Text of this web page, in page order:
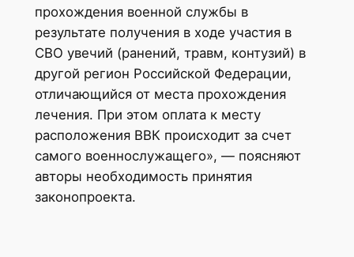
прохождения военной службы в
результате получения в ходе участия в
СВО увечий (ранений, травм, контузий) в
другой регион Российской Федерации,
отличающийся от места прохождения
лечения. При этом оплата к месту
расположения ВВК происходит за счет
самого военнослужащего», — поясняют
авторы необходимость принятия
законопроекта.